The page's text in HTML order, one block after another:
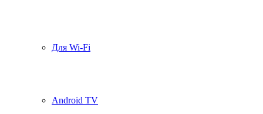
Для Wi-Fi
Android TV